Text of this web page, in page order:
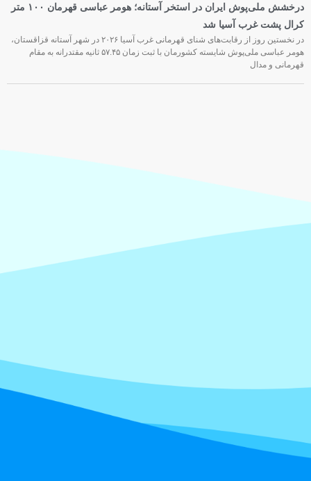
درخشش ملی‌پوش ایران در استخر آستانه؛ هومر عباسی قهرمان ۱۰۰ متر
کرال پشت غرب آسیا شد
در نخستین روز از رقابت‌های شنای قهرمانی غرب آسیا ۲۰۲۶ در شهر آستانه قزاقستان،
هومر عباسی ملی‌پوش شایسته کشورمان با ثبت زمان ۵۷.۴۵ ثانیه مقتدرانه به مقام
قهرمانی و مدال